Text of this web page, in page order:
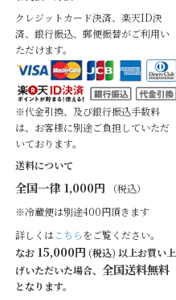
クレジットカード決済、楽天ID決
済、銀行振込、郵便振替がご利用い
ただけます。
※代金引換、及び銀行振込手数料
は、お客様に別途ご負担していただ
いております。
送料について
全国一律 1,000円 （税込）
※冷蔵便は別途400円頂きます
詳しくはこちらをご覧ください。
なお 15,000円 (税込) 以上お買い上
げいただいた場合、 全国送料無料
となります。